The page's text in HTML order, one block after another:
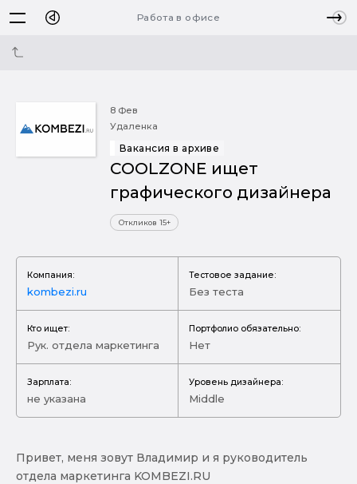
Работа в офисе
8 Фев
Удаленка
Вакансия в архиве
COOLZONE ищет
графического дизайнера
Откликов 15+
Компания:
kombezi.ru
Тестовое задание:
Без теста
Кто ищет:
Рук. отдела маркетинга
Портфолио обязательно:
Нет
Зарплата:
не указана
Уровень дизайнера:
Middle
Привет, меня зовут Владимир и я руководитель
отдела маркетинга KOMBEZI.RU